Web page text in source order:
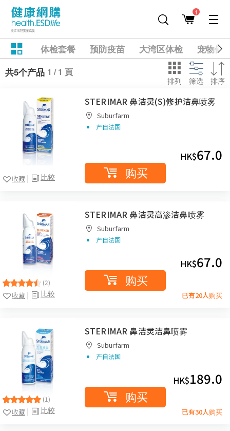
1
体检套餐 预防疫苗 大湾区体检
宠物健
共5个产品 1 / 1 頁
排列 筛选 排序
比较
收藏
STERIMAR 鼻洁灵(S)修护洁鼻喷雾
Suburfarm
产自法国
HK$67.0
购买
(2)
比较
收藏
STERIMAR 鼻洁灵高渗洁鼻喷雾
Suburfarm
产自法国
HK$67.0
购买
已有20人购买
(1)
比较
收藏
STERIMAR 鼻洁灵洁鼻喷雾
Suburfarm
产自法国
HK$189.0
购买
已有30人购买